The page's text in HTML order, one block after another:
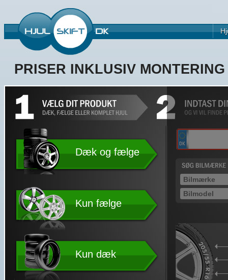
PRISER INKLUSIV
Dæk og fælge
Kun fælge
Kun dæk